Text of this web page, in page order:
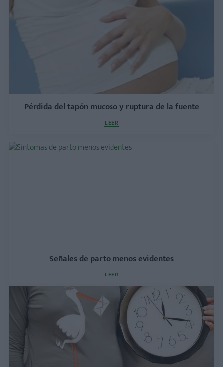
Pérdida del tapón mucoso y ruptura de la fuente
LEER
Señales de parto menos evidentes
LEER